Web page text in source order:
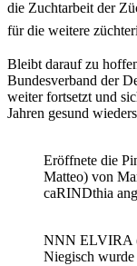
die Zuchtarbeit der
für die weitere
Bleibt darauf zu
Bundesverband der
weiter fortsetzt und
Jahren gesund
Eröffnete die
Matteo) von
caRINDthia
NNN ELVIRA
Niegisch